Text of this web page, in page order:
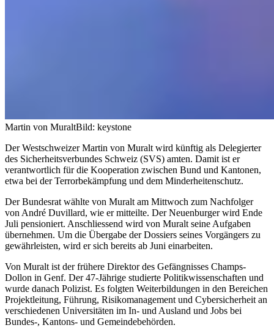
Martin von MuraltBild: keystone
Der Westschweizer Martin von Muralt wird künftig als Delegierter
des Sicherheitsverbundes Schweiz (SVS) amten. Damit ist er
verantwortlich für die Kooperation zwischen Bund und Kantonen,
etwa bei der Terrorbekämpfung und dem Minderheitenschutz.
Der Bundesrat wählte von Muralt am Mittwoch zum Nachfolger
von André Duvillard, wie er mitteilte. Der Neuenburger wird Ende
Juli pensioniert. Anschliessend wird von Muralt seine Aufgaben
übernehmen. Um die Übergabe der Dossiers seines Vorgängers zu
gewährleisten, wird er sich bereits ab Juni einarbeiten.
Von Muralt ist der frühere Direktor des Gefängnisses Champs-
Dollon in Genf. Der 47-Jährige studierte Politikwissenschaften und
wurde danach Polizist. Es folgten Weiterbildungen in den Bereichen
Projektleitung, Führung, Risikomanagement und Cybersicherheit an
verschiedenen Universitäten im In- und Ausland und Jobs bei
Bundes-, Kantons- und Gemeindebehörden.